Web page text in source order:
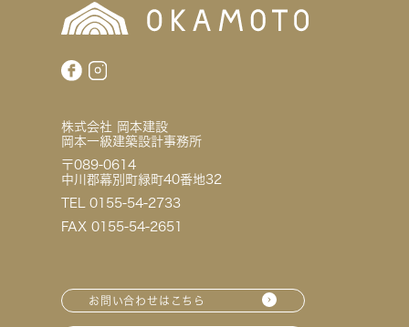
株式会社 岡本建設
岡本一級建築設計事務所
〒089-0614
中川郡幕別町緑町40番地32
TEL 0155-54-2733
FAX 0155-54-2651
お問い合わせはこちら